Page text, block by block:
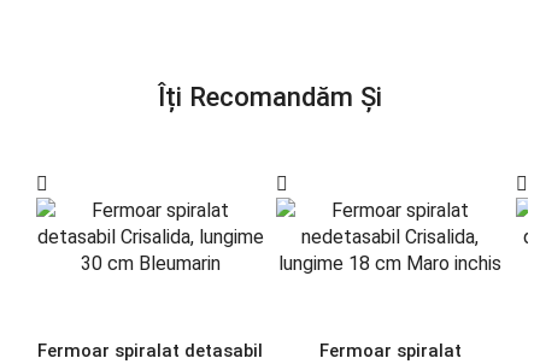
Îți Recomandăm Și
Fermoar spiralat detasabil
Fermoar spiralat